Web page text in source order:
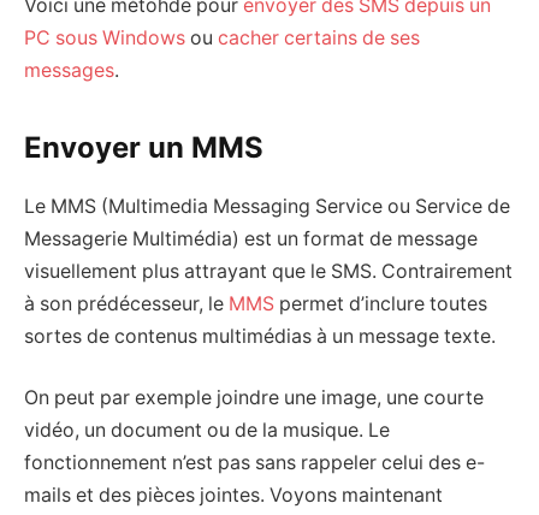
Voici une métohde pour envoyer des SMS depuis un
PC sous Windows ou cacher certains de ses
messages.
Envoyer un MMS
Le MMS (Multimedia Messaging Service ou Service de
Messagerie Multimédia) est un format de message
visuellement plus attrayant que le SMS. Contrairement
à son prédécesseur, le MMS permet d’inclure toutes
sortes de contenus multimédias à un message texte.
On peut par exemple joindre une image, une courte
vidéo, un document ou de la musique. Le
fonctionnement n’est pas sans rappeler celui des e-
mails et des pièces jointes. Voyons maintenant